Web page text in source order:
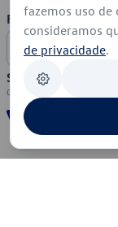
Formas de
Segurança
fazemos uso de
consideramos
de privacidade.